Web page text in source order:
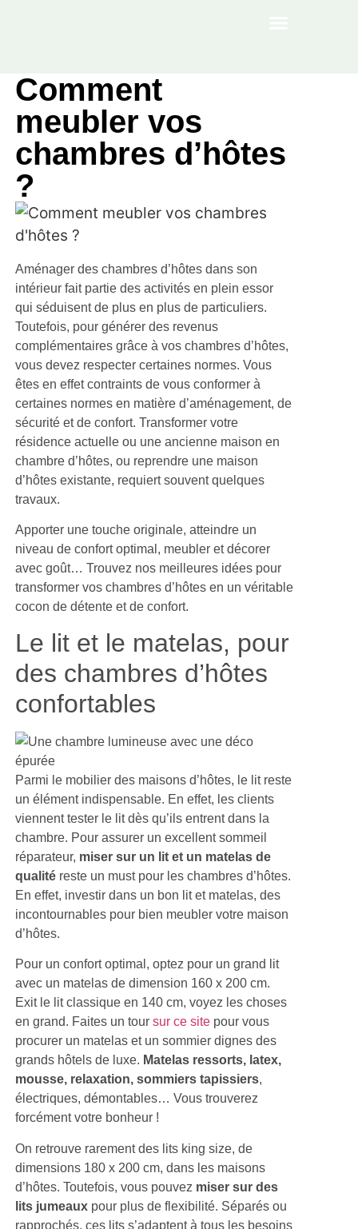
Comment
meubler vos
chambres d’hôtes
?
Aménager des chambres d’hôtes dans son
intérieur fait partie des activités en plein essor
qui séduisent de plus en plus de particuliers.
Toutefois, pour générer des revenus
complémentaires grâce à vos chambres d’hôtes,
vous devez respecter certaines normes. Vous
êtes en effet contraints de vous conformer à
certaines normes en matière d’aménagement, de
sécurité et de confort. Transformer votre
résidence actuelle ou une ancienne maison en
chambre d’hôtes, ou reprendre une maison
d’hôtes existante, requiert souvent quelques
travaux.
Apporter une touche originale, atteindre un
niveau de confort optimal, meubler et décorer
avec goût… Trouvez nos meilleures idées pour
transformer vos chambres d’hôtes en un véritable
cocon de détente et de confort.
Le lit et le matelas, pour
des chambres d’hôtes
confortables
Parmi le mobilier des maisons d’hôtes, le lit reste
un élément indispensable. En effet, les clients
viennent tester le lit dès qu’ils entrent dans la
chambre. Pour assurer un excellent sommeil
réparateur, miser sur un lit et un matelas de
qualité reste un must pour les chambres d’hôtes.
En effet, investir dans un bon lit et matelas, des
incontournables pour bien meubler votre maison
d’hôtes.
Pour un confort optimal, optez pour un grand lit
avec un matelas de dimension 160 x 200 cm.
Exit le lit classique en 140 cm, voyez les choses
en grand. Faites un toursur ce site pour vous
procurer un matelas et un sommier dignes des
grands hôtels de luxe. Matelas ressorts, latex,
mousse, relaxation, sommiers tapissiers,
électriques, démontables… Vous trouverez
forcément votre bonheur !
On retrouve rarement des lits king size, de
dimensions 180 x 200 cm, dans les maisons
d’hôtes. Toutefois, vous pouvez miser sur des
lits jumeaux pour plus de flexibilité. Séparés ou
rapprochés, ces lits s’adaptent à tous les besoins